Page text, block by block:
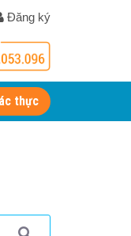
Đăng ký
thực